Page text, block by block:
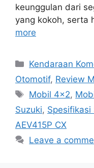
keunggulan dari
yang kokoh, serta
more
Categories
Kendaraan
Otomotif, Review
Tags
Mobil 4x2,
Suzuki, Spesifikasi
AEV415P CX
Leave a